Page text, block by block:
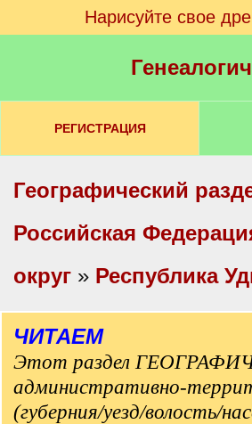
Нарисуйте свое
РЕГИСТРАЦИЯ
Географический
Российская
округ » Республика
ЧИТАЕМ
Этот раздел
административно-
(губерния/уезд/волость/